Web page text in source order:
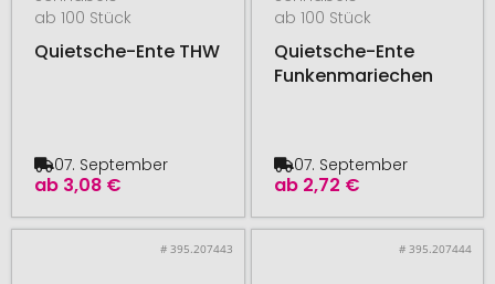
ab 100 Stück
Quietsche-Ente THW
ab 3,08 €
07. September
ab 100 Stück
Quietsche-Ente
Funkenmariechen
ab 2,72 €
07. September
# 395.207443 # 395.207444